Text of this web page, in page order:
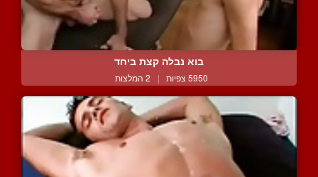
בוא נבלה קצת ביחד
5950 צפיות | 2 המלצות